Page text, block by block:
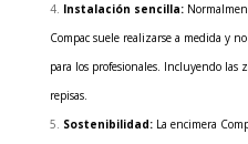
Instalación sencilla:
Compac suele realizarse a medida y
para los profesionales. Incluyendo las
repisas.
Sostenibilidad: La encimera